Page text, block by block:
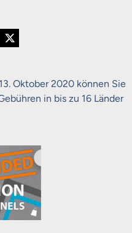
Oktober 2020 können Sie
in bis zu 16 Länder